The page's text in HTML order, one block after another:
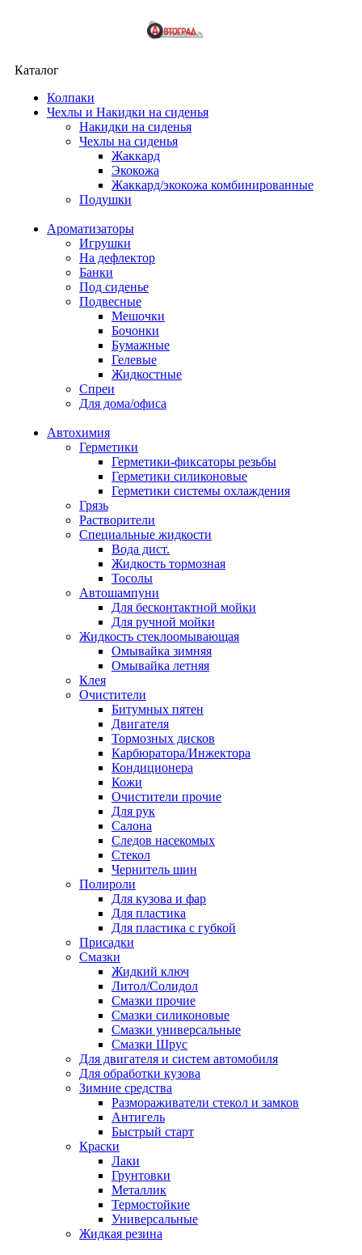
Каталог
Колпаки
Чехлы и Накидки на сиденья
Накидки на сиденья
Чехлы на сиденья
Жаккард
Экокожа
Жаккард/экокожа комбинированные
Подушки
Ароматизаторы
Игрушки
На дефлектор
Банки
Под сиденье
Подвесные
Мешочки
Бочонки
Бумажные
Гелевые
Жидкостные
Спреи
Для дома/офиса
Автохимия
Герметики
Герметики-фиксаторы резьбы
Герметики силиконовые
Герметики системы охлаждения
Грязь
Растворители
Специальные жидкости
Вода дист.
Жидкость тормозная
Тосолы
Автошампуни
Для бесконтактной мойки
Для ручной мойки
Жидкость стеклоомывающая
Омывайка зимняя
Омывайка летняя
Клея
Очистители
Битумных пятен
Двигателя
Тормозных дисков
Карбюратора/Инжектора
Кондиционера
Кожи
Очистители прочие
Для рук
Салона
Следов насекомых
Стекол
Чернитель шин
Полироли
Для кузова и фар
Для пластика
Для пластика с губкой
Присадки
Смазки
Жидкий ключ
Литол/Солидол
Смазки прочие
Смазки силиконовые
Смазки универсальные
Смазки Шрус
Для двигателя и систем автомобиля
Для обработки кузова
Зимние средства
Размораживатели стекол и замков
Антигель
Быстрый старт
Краски
Лаки
Грунтовки
Металлик
Термостойкие
Универсальные
Жидкая резина